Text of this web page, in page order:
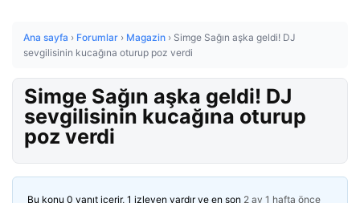
Ana sayfa › Forumlar › Magazin › Simge Sağın aşka geldi! DJ
sevgilisinin kucağına oturup poz verdi
Simge Sağın aşka geldi! DJ
sevgilisinin kucağına oturup
poz verdi
Bu konu 0 yanıt içerir, 1 izleyen vardır ve en son 2 ay 1 hafta önce